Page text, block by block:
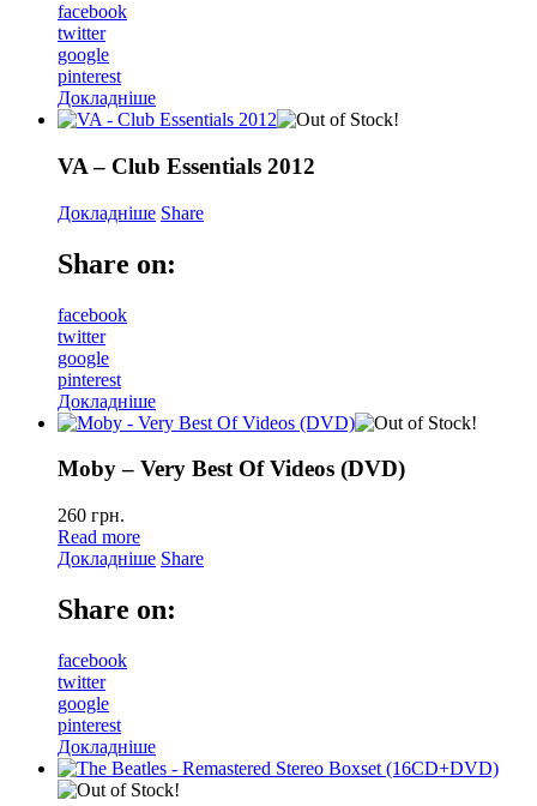
facebook
twitter
google
pinterest
Докладніше
VA – Club Essentials 2012
Докладніше Share
Share on:
facebook
twitter
google
pinterest
Докладніше
Moby – Very Best Of Videos (DVD)
260 грн.
Read more
Докладніше Share
Share on:
facebook
twitter
google
pinterest
Докладніше